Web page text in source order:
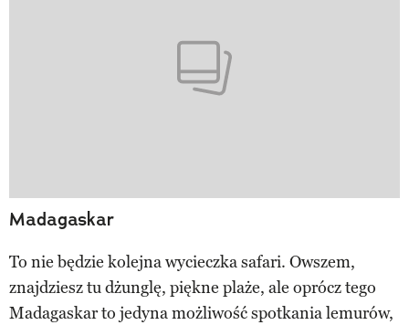
Madagaskar
To nie będzie kolejna wycieczka safari. Owszem,
znajdziesz tu dżunglę, piękne plaże, ale oprócz tego
Madagaskar to jedyna możliwość spotkania lemurów,